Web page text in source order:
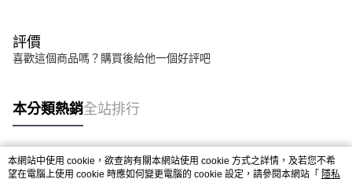
評價
喜歡這個商品嗎？購買後給他一個好評吧
本分類熱銷全站排行
熱門標籤
本網站中使用 cookie，欲查詢有關本網站使用 cookie 方式之詳情，及若您不希
望在電腦上使用 cookie 時應如何變更電腦的 cookie 設定，請參閱本網站「 隱私